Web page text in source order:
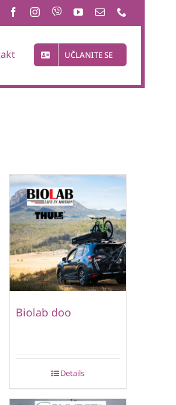
UČLANITE SE
Biolab doo
Details